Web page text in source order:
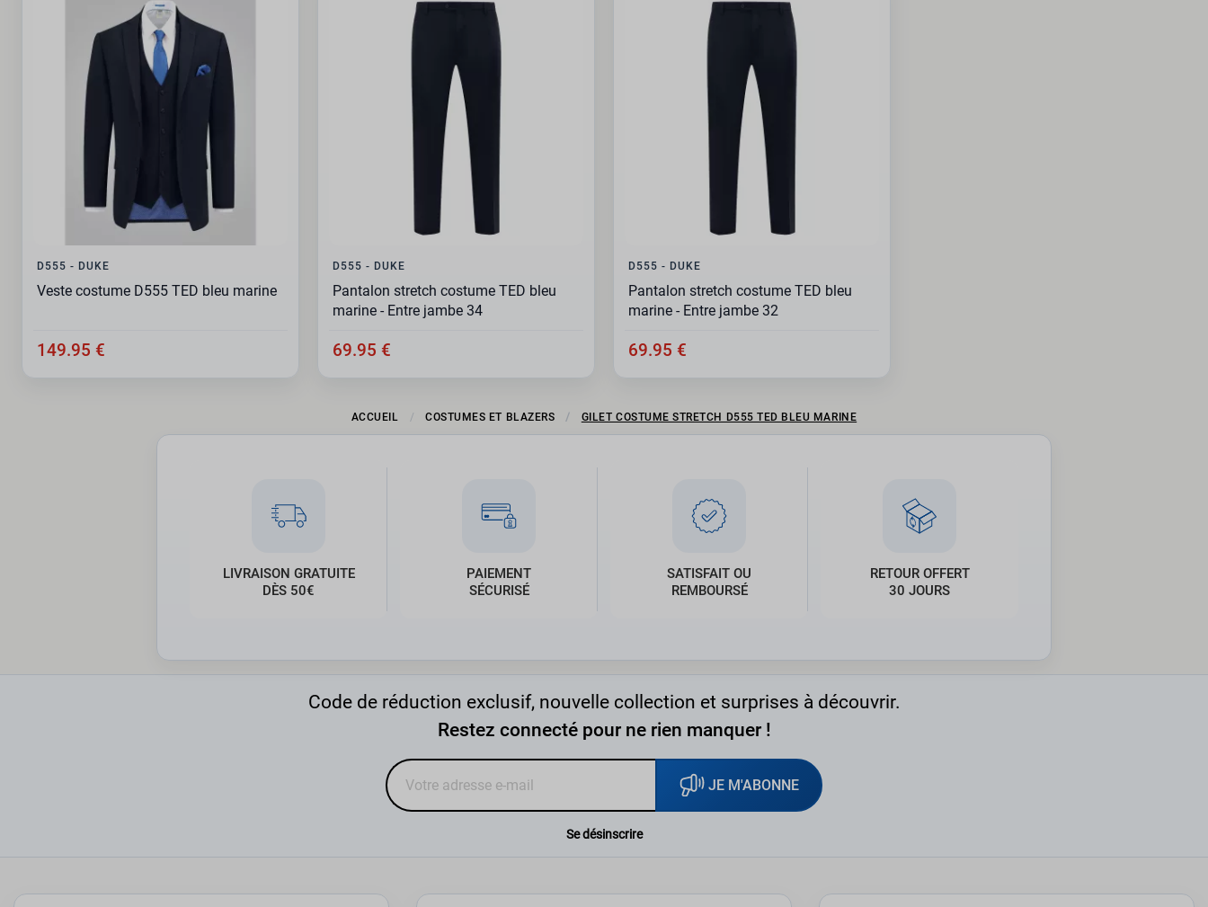
D555 - DUKE
Veste costume D555 TED bleu marine
149.95 €
D555 - DUKE
Pantalon stretch costume TED bleu
marine - Entre jambe 34
69.95 €
D555 - DUKE
Pantalon stretch costume TED bleu
marine - Entre jambe 32
69.95 €
ACCUEIL COSTUMES ET BLAZERS GILET COSTUME STRETCH D555 TED BLEU MARINE
LIVRAISON GRATUITE
DÈS 50€
PAIEMENT
SÉCURISÉ
SATISFAIT OU
REMBOURSÉ
RETOUR OFFERT
30 JOURS
Code de réduction exclusif, nouvelle collection et surprises à découvrir.
Restez connecté pour ne rien manquer !
JE M'ABONNE
Se désinscrire